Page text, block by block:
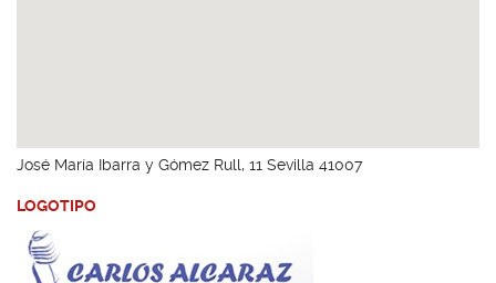
José María Ibarra y Gómez Rull, 11 Sevilla 41007
LOGOTIPO